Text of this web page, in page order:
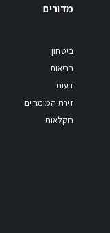
מדורים
ביטחון
בריאות
דעות
זירת המומחים
חקלאות